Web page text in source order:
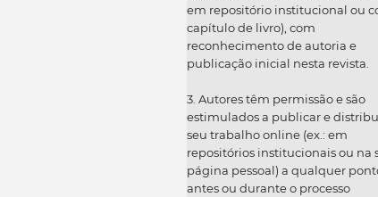
em repositório institucional ou
capítulo de livro), com
reconhecimento de autoria e
publicação inicial nesta revista.
3. Autores têm permissão e são
estimulados a publicar e
seu trabalho online (ex.: em
repositórios institucionais ou na
página pessoal) a qualquer
antes ou durante o processo